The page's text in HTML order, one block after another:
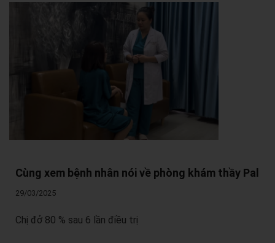
Cùng xem bệnh nhân nói về phòng khám thầy Pal
29/03/2025
Chị đở 80 % sau 6 lần điều trị